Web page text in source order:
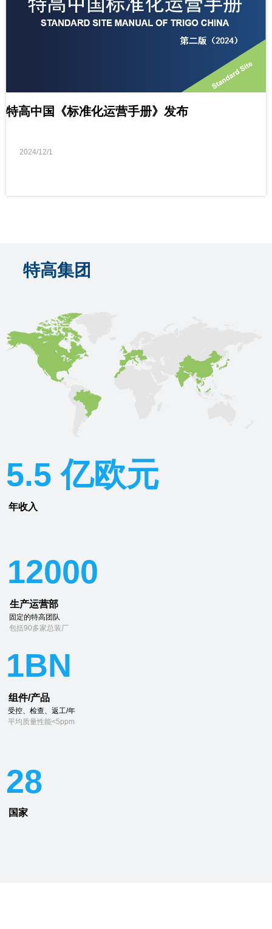
特高集团
1BN
组件/产品
受控、检查、返工/年
平均质量性能<5ppm
12000
生产运营部
固定的特高团队
包括90多家总装厂
28
国家
5.5 亿欧元
年收入
特高中国《标准化运营手册》发布
2024/12/1